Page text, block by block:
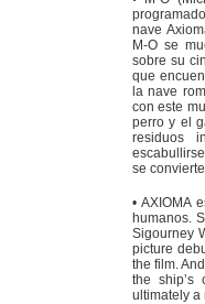
nave
M-O se
sobre su
que
la nave
con este
perro y el
residuos
se
• AXIOMA
humanos.
Sigourney
picture
the film.
the ship’s
ultimately a